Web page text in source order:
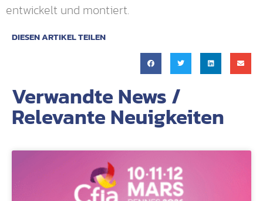
entwickelt und montiert.
DIESEN ARTIKEL TEILEN
Verwandte News /
Relevante Neuigkeiten